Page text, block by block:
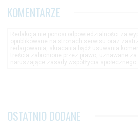
KOMENTARZE
OSTATNIO DODANE